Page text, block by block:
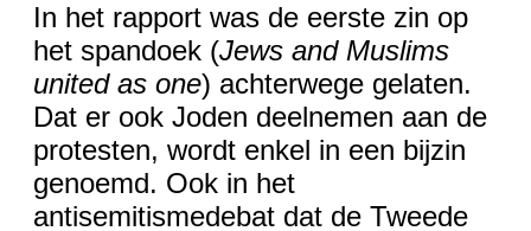
In het rapport was de eerste zin op
het spandoek (Jews and Muslims
united as one) achterwege gelaten.
Dat er ook Joden deelnemen aan de
protesten, wordt enkel in een bijzin
genoemd. Ook in het
antisemitismedebat dat de Tweede